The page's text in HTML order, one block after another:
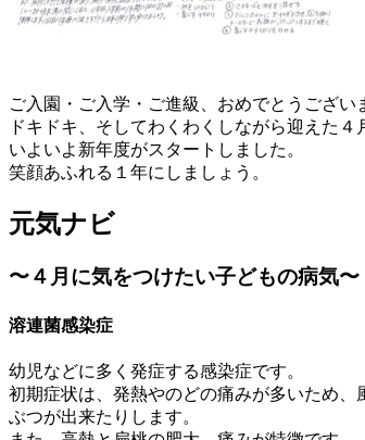
ご入園・ご入学・ご進級、おめでとうござい
ドキドキ、そしてわくわくしながら迎えた４
いよいよ新年度がスタートしました。
笑顔あふれる１年にしましょう。
元気ナビ
〜４月に気をつけたい子どもの病気〜
溶連菌感染症
幼児などに多く発症する感染症です。
初期症状は、発熱やのどの痛みが多いため
ぶつが出来たりします。